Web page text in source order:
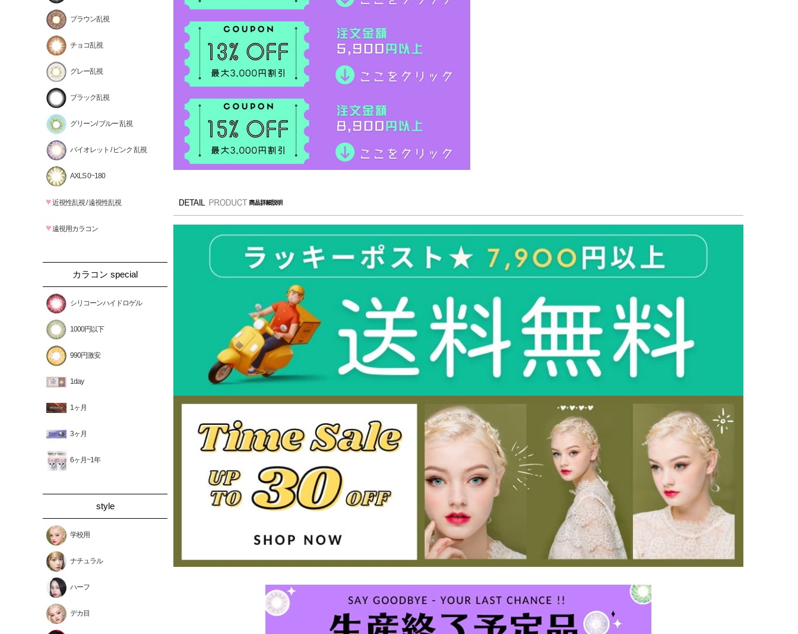
ブラウン乱視
チョコ乱視
グレー乱視
ブラック乱視
グリーン/ ブルー 乱視
バイオレット / ピンク 乱視
AXLS 0~180
♥近視性乱視 / 遠視性乱視
♥遠視用カラコン
カラコン special
シリコーンハイドロゲル
1000円以下
990円激安
1day
1ヶ月
3ヶ月
6ヶ月~1年
style
学校用
ナチュラル
ハーフ
デカ目